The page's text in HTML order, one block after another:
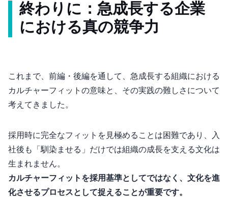
終わりに：急成長する企業
における真の競争力
これまで、前編・後編を通して、急成長する組織における
カルチャーフィットの意味と、その実践の難しさについて
考えてきました。
採用時に完全なフィットを見極めることは困難であり、入
社後も「馴染ませる」だけでは組織の成長を支える文化は
生まれません。
カルチャーフィットを“採用基準”としてではなく、“文化を進
化させるプロセス”として捉えることが重要です。